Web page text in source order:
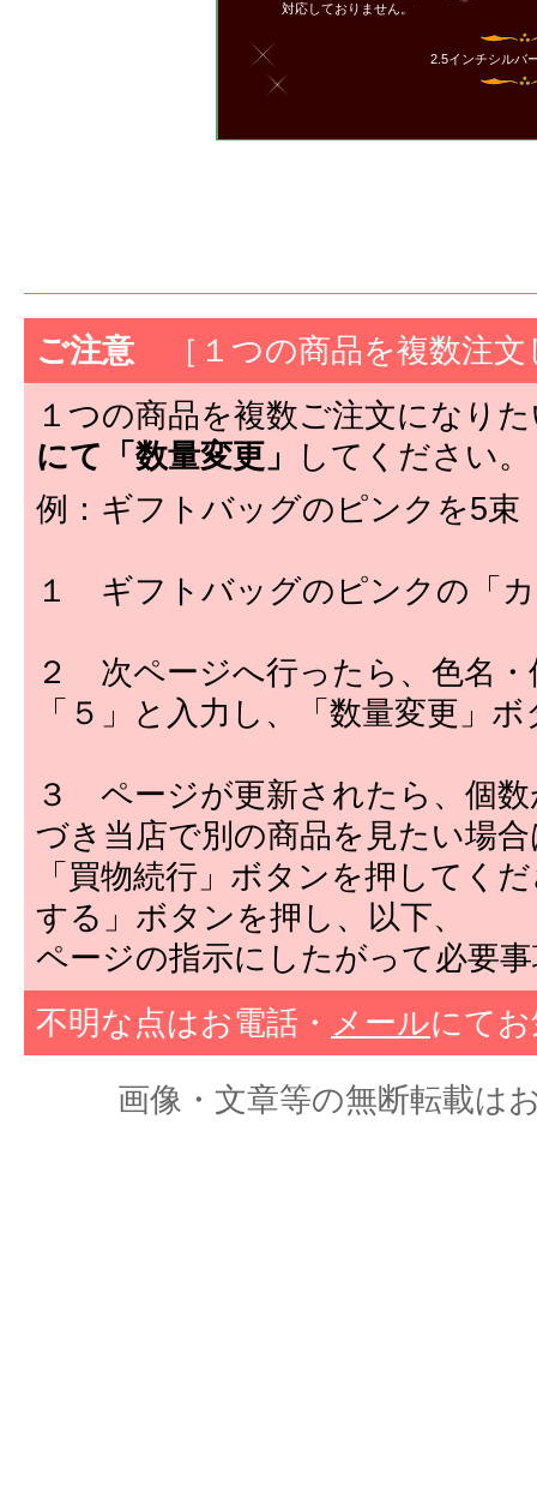
対応しておりません。
2.5インチシル
ご注意 ［１つの商品を複数注文
１つの商品を複数ご注文になり
にて「数量変更」
してください。
例：ギフトバッグのピンクを5束
１ ギフトバッグのピンクの「
２ 次ページへ行ったら、色名
「５」と入力し、「数量変更」
３ ページが更新されたら、個
づき当店で別の商品を見たい場
「買物続行」ボタンを押してく
する」ボタンを押し、以下、
ページの指示にしたがって必要
不明な点はお電話・ メールにて
画像・文章等の無断転載